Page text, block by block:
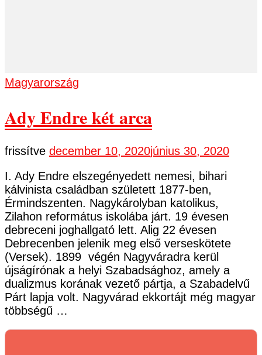
Magyarország
Ady Endre két arca
frissítve december 10, 2020június 30, 2020
I. Ady Endre elszegényedett nemesi, bihari
kálvinista családban született 1877-ben,
Érmindszenten. Nagykárolyban katolikus,
Zilahon református iskolába járt. 19 évesen
debreceni joghallgató lett. Alig 22 évesen
Debrecenben jelenik meg első verseskötete
(Versek). 1899 végén Nagyváradra kerül
újságírónak a helyi Szabadsághoz, amely a
dualizmus korának vezető pártja, a Szabadelvű
Párt lapja volt. Nagyvárad ekkortájt még magyar
többségű …